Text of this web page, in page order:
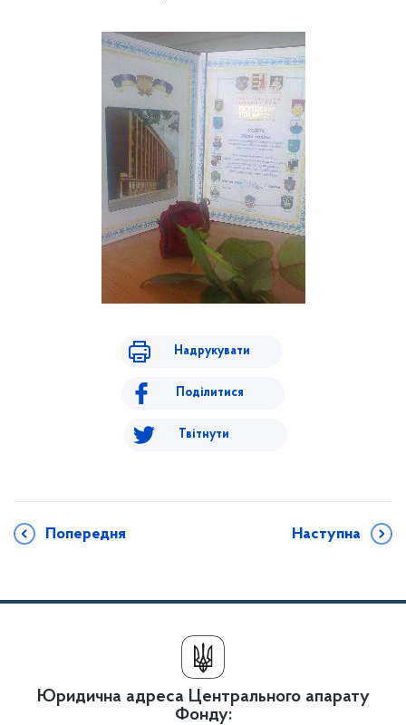
Надрукувати
Поділитися
Твітнути
Попередня Наступна
Юридична адреса Центрального апарату
Фонду: